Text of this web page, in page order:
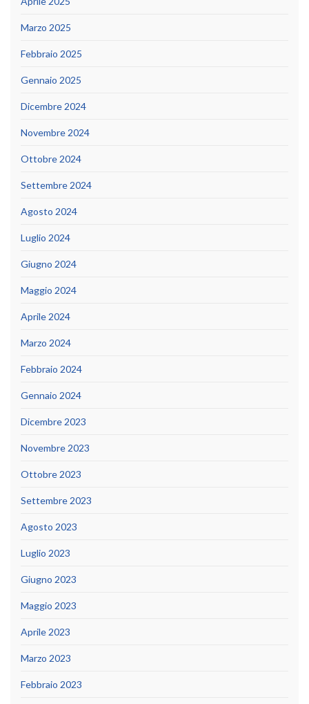
Marzo 2025
Febbraio 2025
Gennaio 2025
Dicembre 2024
Novembre 2024
Ottobre 2024
Settembre 2024
Agosto 2024
Luglio 2024
Giugno 2024
Maggio 2024
Aprile 2024
Marzo 2024
Febbraio 2024
Gennaio 2024
Dicembre 2023
Novembre 2023
Ottobre 2023
Settembre 2023
Agosto 2023
Luglio 2023
Giugno 2023
Maggio 2023
Aprile 2023
Marzo 2023
Febbraio 2023